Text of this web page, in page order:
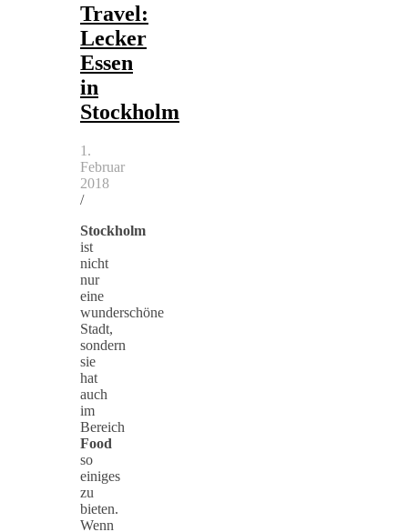
Travel:
Lecker
Essen
in
Stockholm
1.
Februar
2018
/
Stockholm
ist
nicht
nur
eine
wunderschöne
Stadt,
sondern
sie
hat
auch
im
Bereich
Food
so
einiges
zu
bieten.
Wenn